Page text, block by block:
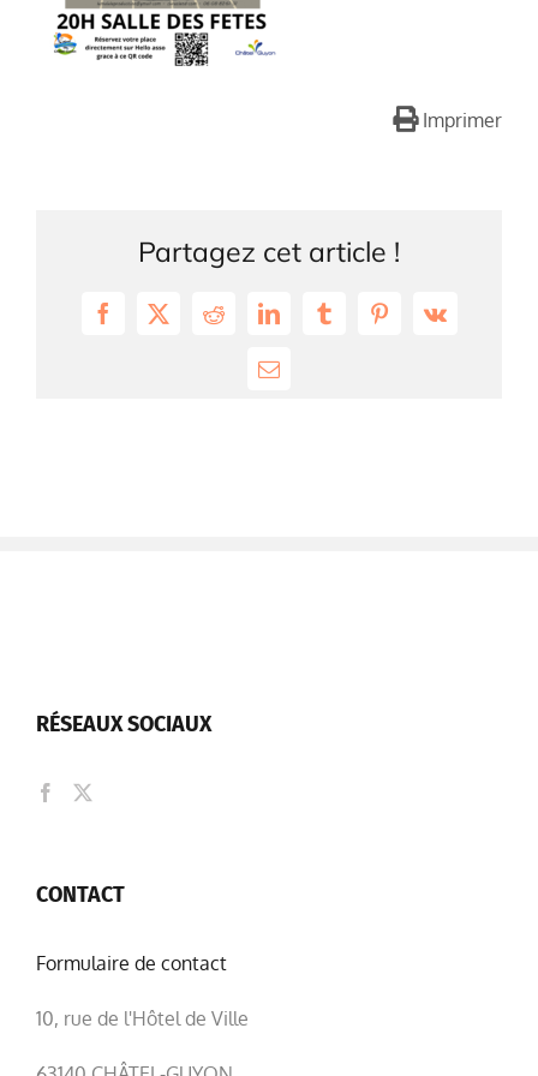
Imprimer
Partagez cet article !
Facebook
X RedditLinkedInTumblrPinterest
Vk
Email
RÉSEAUX SOCIAUX
CONTACT
Formulaire de contact
10, rue de l'Hôtel de Ville